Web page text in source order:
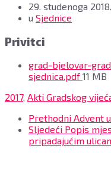
29. studenoga 2018.
u Sjednice
Privitci
grad-bjelovar-
sjednica.pdfFile
11 MB
2017, Akti Gradskog
Prethodni Advent
Sljedeći Popis
pripadajućim